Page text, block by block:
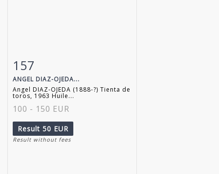
Item detail
157
ANGEL DIAZ-OJEDA...
Angel DIAZ-OJEDA (1888-?) Tienta de
toros, 1963 Huile...
100 - 150 EUR
Result 50 EUR
Result without fees